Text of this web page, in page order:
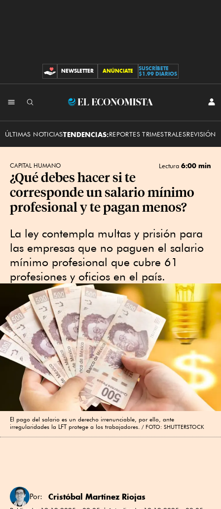
CONTRIBUCIONES
NEWSLETTER ANÚNCIATE
SUSCRÍBETE
$1.99 DIARIOS
El
ÚLTIMAS NOTICIASTENDENCIAS:REPORTES TRIMESTRALESREVISIÓN
CAPITAL HUMANO Lectura 6:00 min
¿Qué debes hacer si te
corresponde un salario mínimo
profesional y te pagan menos?
La ley contempla multas y prisión para
las empresas que no paguen el salario
mínimo profesional que cubre 61
profesiones y oficios en el país.
El pago del salario es un derecho irrenunciable, por ello, ante
irregularidades la LFT protege a los trabajadores.
FOTO: SHUTTERSTOCK
Por: Cristóbal Martínez Riojas